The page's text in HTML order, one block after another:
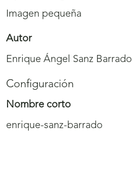
Imagen pequeña
Autor
Enrique Ángel Sanz Barrado
Configuración
Nombre corto
enrique-sanz-barrado